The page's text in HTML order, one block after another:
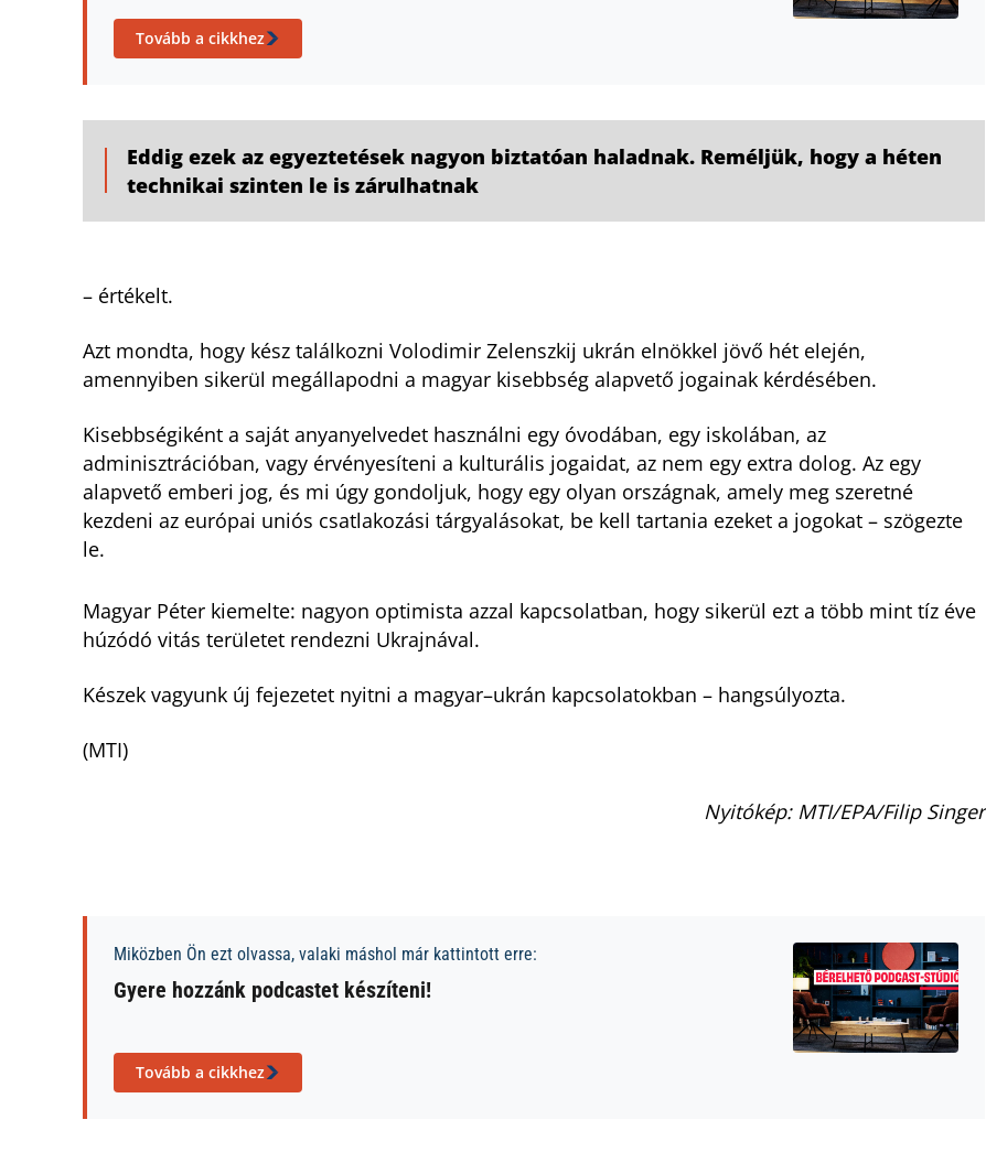
Tovább a cikkhez
Eddig ezek az egyeztetések nagyon biztatóan haladnak. Reméljük, hogy a héten
technikai szinten le is zárulhatnak
– értékelt.
Azt mondta, hogy kész találkozni Volodimir Zelenszkij ukrán elnökkel jövő hét elején,
amennyiben sikerül megállapodni a magyar kisebbség alapvető jogainak kérdésében.
Kisebbségiként a saját anyanyelvedet használni egy óvodában, egy iskolában, az
adminisztrációban, vagy érvényesíteni a kulturális jogaidat, az nem egy extra dolog. Az egy
alapvető emberi jog, és mi úgy gondoljuk, hogy egy olyan országnak, amely meg szeretné
kezdeni az európai uniós csatlakozási tárgyalásokat, be kell tartania ezeket a jogokat – szögezte
le.
Magyar Péter kiemelte: nagyon optimista azzal kapcsolatban, hogy sikerül ezt a több mint tíz éve
húzódó vitás területet rendezni Ukrajnával.
Készek vagyunk új fejezetet nyitni a magyar–ukrán kapcsolatokban – hangsúlyozta.
(MTI)
Nyitókép: MTI/EPA/Filip Singer
Miközben Ön ezt olvassa, valaki máshol már kattintott erre:
Gyere hozzánk podcastet készíteni!
Tovább a cikkhez